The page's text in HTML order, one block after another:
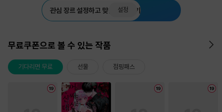
관심 장르 설정하고 맞춤 추천 받기
설정
무료쿠폰으로 볼 수 있는 작품
기다리면 무료 선물 점핑패스